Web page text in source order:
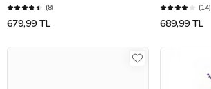
(8)
679,99 TL
(14)
689,99 TL